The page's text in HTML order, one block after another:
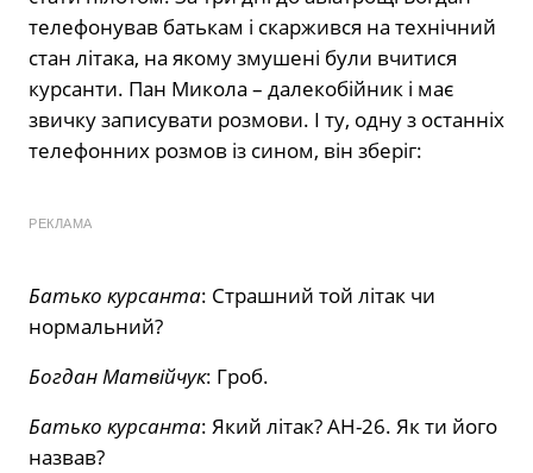
телефонував батькам і скаржився на технічний
стан літака, на якому змушені були вчитися
курсанти. Пан Микола – далекобійник і має
звичку записувати розмови. І ту, одну з останніх
телефонних розмов із сином, він зберіг:
РЕКЛАМА
Батько курсанта: Страшний той літак чи
нормальний?
Богдан Матвійчук: Гроб.
Батько курсанта: Який літак? АН-26. Як ти його
назвав?